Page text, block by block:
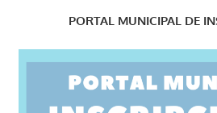
PORTAL MUNICIPAL DE